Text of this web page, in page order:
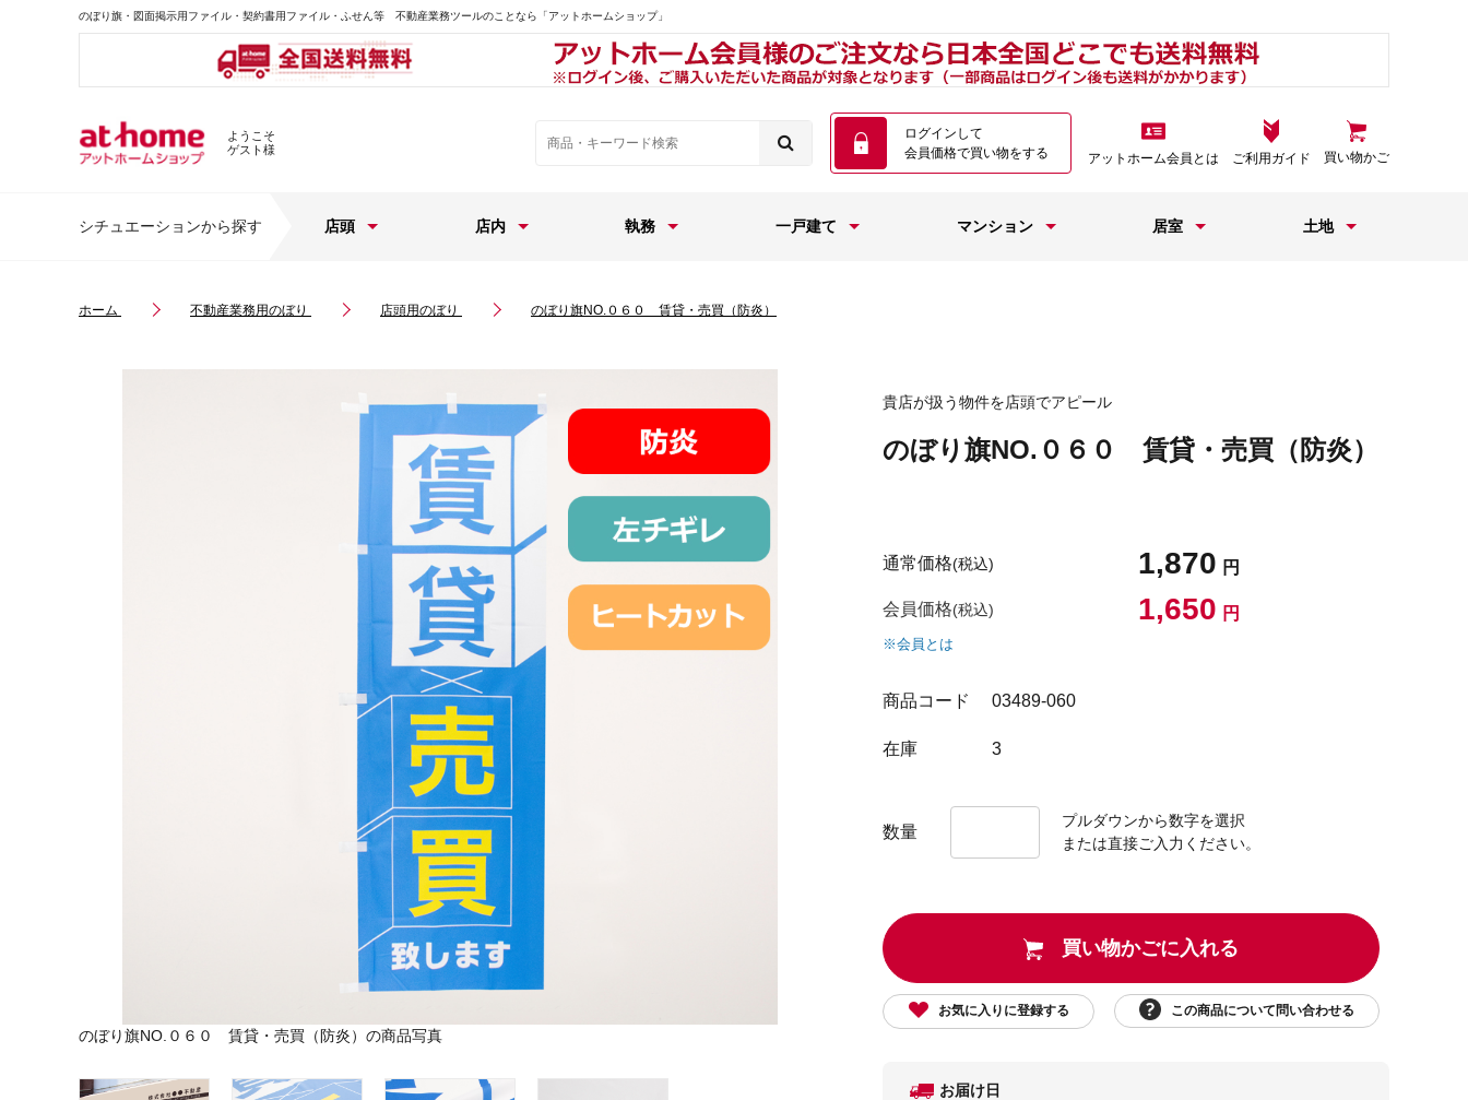
のぼり旗・図面掲示用ファイル・契約書用ファイル・ふせん等 不動産業務ツールのことなら「アットホームショップ」
ようこそ
ゲスト様
ログインして
会員価格で買い物をする
アットホーム会員とは ご利用ガイド 買い物かご
シチュエーションから探す 店頭 店内 執務 一戸建て マンション 居室 土地
ホーム 不動産業務用のぼり 店頭用のぼり のぼり旗NO.０６０ 賃貸・売買（防炎）
のぼり旗NO.０６０ 賃貸・売買（防炎）の商品写真
貴店が扱う物件を店頭でアピール
のぼり旗NO.０６０ 賃貸・売買（防炎）
通常価格(税込) 1,870 円
会員価格(税込) 1,650 円
※会員とは
商品コード 03489-060
在庫 3
数量
プルダウンから数字を選択
または直接ご入力ください。
買い物かごに入れる
この商品について問い合わせる
お気に入りに登録する
お届け日